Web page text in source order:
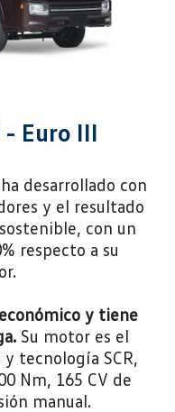
Euro III
desarrollado con
y el resultado
con un
respecto a su
y tiene
Su motor es el
tecnología SCR,
Nm, 165 CV de
manual.